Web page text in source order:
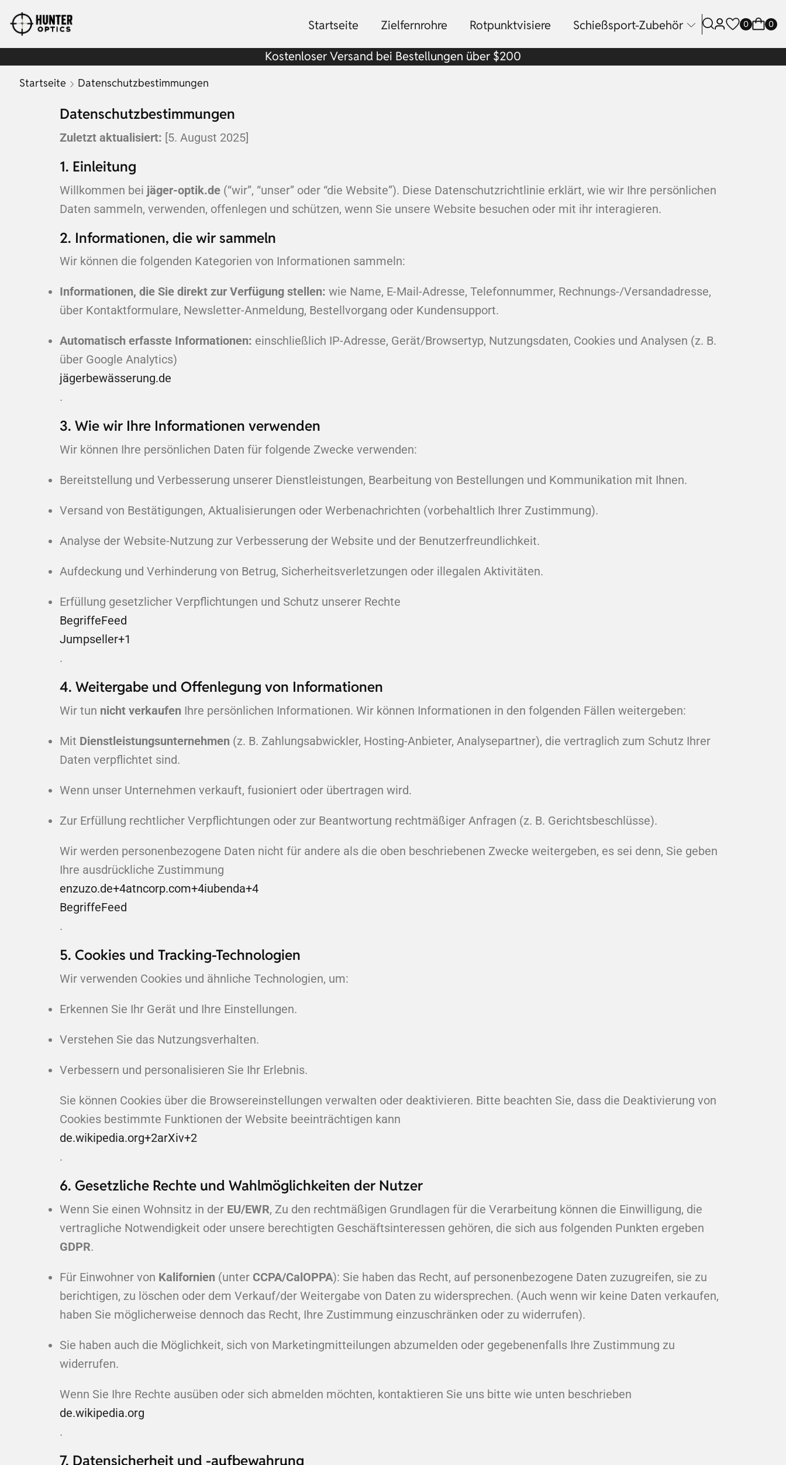
Startseite Zielfernrohre Rotpunktvisiere Schießsport-Zubehör 0 0
Kostenloser Versand bei Bestellungen über $200
Startseite Datenschutzbestimmungen
Datenschutzbestimmungen
Zuletzt aktualisiert: [5. August 2025]
1. Einleitung
Willkommen bei jäger-optik.de (“wir”, “unser” oder “die Website”). Diese Datenschutzrichtlinie erklärt, wie wir Ihre persönlichen
Daten sammeln, verwenden, offenlegen und schützen, wenn Sie unsere Website besuchen oder mit ihr interagieren.
2. Informationen, die wir sammeln
Wir können die folgenden Kategorien von Informationen sammeln:
Informationen, die Sie direkt zur Verfügung stellen: wie Name, E-Mail-Adresse, Telefonnummer, Rechnungs-/Versandadresse,
über Kontaktformulare, Newsletter-Anmeldung, Bestellvorgang oder Kundensupport.
Automatisch erfasste Informationen: einschließlich IP-Adresse, Gerät/Browsertyp, Nutzungsdaten, Cookies und Analysen (z. B.
über Google Analytics)
jägerbewässerung.de
.
3. Wie wir Ihre Informationen verwenden
Wir können Ihre persönlichen Daten für folgende Zwecke verwenden:
Bereitstellung und Verbesserung unserer Dienstleistungen, Bearbeitung von Bestellungen und Kommunikation mit Ihnen.
Versand von Bestätigungen, Aktualisierungen oder Werbenachrichten (vorbehaltlich Ihrer Zustimmung).
Analyse der Website-Nutzung zur Verbesserung der Website und der Benutzerfreundlichkeit.
Aufdeckung und Verhinderung von Betrug, Sicherheitsverletzungen oder illegalen Aktivitäten.
Erfüllung gesetzlicher Verpflichtungen und Schutz unserer Rechte
BegriffeFeed
Jumpseller+1
.
4. Weitergabe und Offenlegung von Informationen
Wir tun nicht verkaufen Ihre persönlichen Informationen. Wir können Informationen in den folgenden Fällen weitergeben:
Mit Dienstleistungsunternehmen (z. B. Zahlungsabwickler, Hosting-Anbieter, Analysepartner), die vertraglich zum Schutz Ihrer
Daten verpflichtet sind.
Wenn unser Unternehmen verkauft, fusioniert oder übertragen wird.
Zur Erfüllung rechtlicher Verpflichtungen oder zur Beantwortung rechtmäßiger Anfragen (z. B. Gerichtsbeschlüsse).
Wir werden personenbezogene Daten nicht für andere als die oben beschriebenen Zwecke weitergeben, es sei denn, Sie geben
Ihre ausdrückliche Zustimmung
enzuzo.de+4atncorp.com+4iubenda+4
BegriffeFeed
.
5. Cookies und Tracking-Technologien
Wir verwenden Cookies und ähnliche Technologien, um:
Erkennen Sie Ihr Gerät und Ihre Einstellungen.
Verstehen Sie das Nutzungsverhalten.
Verbessern und personalisieren Sie Ihr Erlebnis.
Sie können Cookies über die Browsereinstellungen verwalten oder deaktivieren. Bitte beachten Sie, dass die Deaktivierung von
Cookies bestimmte Funktionen der Website beeinträchtigen kann
de.wikipedia.org+2arXiv+2
.
6. Gesetzliche Rechte und Wahlmöglichkeiten der Nutzer
Wenn Sie einen Wohnsitz in der EU/EWR, Zu den rechtmäßigen Grundlagen für die Verarbeitung können die Einwilligung, die
vertragliche Notwendigkeit oder unsere berechtigten Geschäftsinteressen gehören, die sich aus folgenden Punkten ergeben
GDPR.
Für Einwohner von Kalifornien (unter CCPA/CalOPPA): Sie haben das Recht, auf personenbezogene Daten zuzugreifen, sie zu
berichtigen, zu löschen oder dem Verkauf/der Weitergabe von Daten zu widersprechen. (Auch wenn wir keine Daten verkaufen,
haben Sie möglicherweise dennoch das Recht, Ihre Zustimmung einzuschränken oder zu widerrufen).
Sie haben auch die Möglichkeit, sich von Marketingmitteilungen abzumelden oder gegebenenfalls Ihre Zustimmung zu
widerrufen.
Wenn Sie Ihre Rechte ausüben oder sich abmelden möchten, kontaktieren Sie uns bitte wie unten beschrieben
de.wikipedia.org
.
7. Datensicherheit und -aufbewahrung